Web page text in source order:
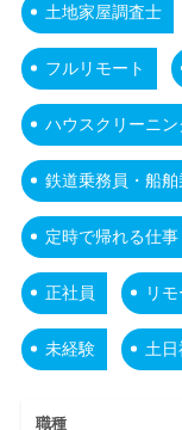
土地家屋調査士
フルリモート
ハウスクリーニン
鉄道乗務員・船舶
定時で帰れる仕事
正社員 リ
未経験 土
職種